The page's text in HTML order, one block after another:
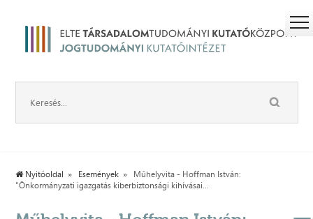
Nyitóoldal Események
Műhelyvita - Hoffman István:
"Önkormányzati igazgatás kiberbiztonsági kihívásai...